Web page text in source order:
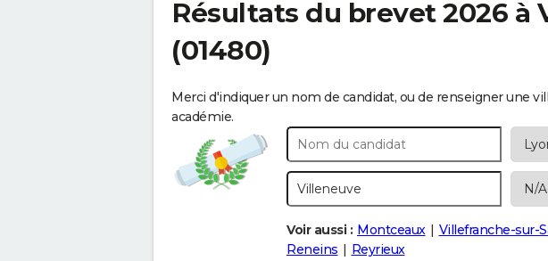
Résultats du brevet 2026 à
(01480)
Merci d'indiquer un nom de candidat, ou de renseigner une
académie.
Voir aussi : Montceaux Villefranche-sur-
Reneins
Reyrieux